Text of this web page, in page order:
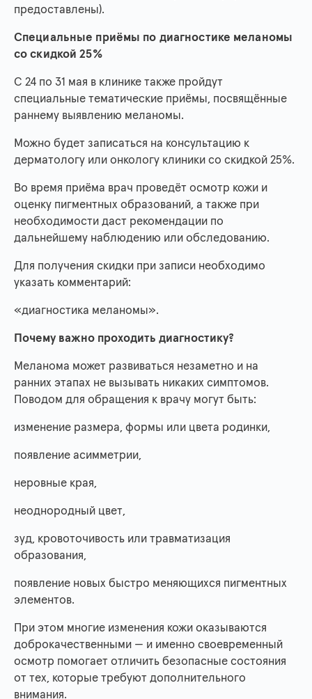
предоставлены).
Специальные приёмы по диагностике меланомы
со скидкой 25%
С 24 по 31 мая в клинике также пройдут
специальные тематические приёмы, посвящённые
раннему выявлению меланомы.
Можно будет записаться на консультацию к
дерматологу или онкологу клиники со скидкой 25%.
Во время приёма врач проведёт осмотр кожи и
оценку пигментных образований, а также при
необходимости даст рекомендации по
дальнейшему наблюдению или обследованию.
Для получения скидки при записи необходимо
указать комментарий:
«диагностика меланомы».
Почему важно проходить диагностику?
Меланома может развиваться незаметно и на
ранних этапах не вызывать никаких симптомов.
Поводом для обращения к врачу могут быть:
изменение размера, формы или цвета родинки,
появление асимметрии,
неровные края,
неоднородный цвет,
зуд, кровоточивость или травматизация
образования,
появление новых быстро меняющихся пигментных
элементов.
При этом многие изменения кожи оказываются
доброкачественными — и именно своевременный
осмотр помогает отличить безопасные состояния
от тех, которые требуют дополнительного
внимания.